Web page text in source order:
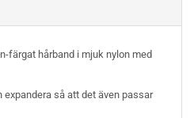
färgat hårband i mjuk nylon med
så att det även passar